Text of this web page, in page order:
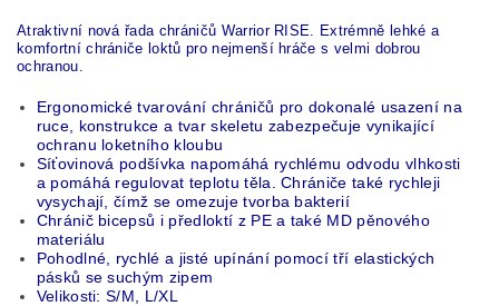
Atraktivní nová řada chráničů Warrior RISE. Extrémně lehké a
komfortní chrániče loktů pro nejmenší hráče s velmi dobrou
ochranou.
Ergonomické tvarování chráničů pro dokonalé usazení na
ruce, konstrukce a tvar skeletu zabezpečuje vynikající
ochranu loketního kloubu
Síťovinová podšívka napomáhá rychlému odvodu vlhkosti
a pomáhá regulovat teplotu těla. Chrániče také rychleji
vysychají, čímž se omezuje tvorba bakterií
Chránič bicepsů i předloktí z PE a také MD pěnového
materiálu
Pohodlné, rychlé a jisté upínání pomocí tří elastických
pásků se suchým zipem
Velikosti: S/M, L/XL